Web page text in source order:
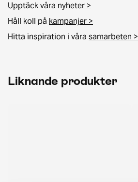
Upptäck våra nyheter >
Håll koll på kampanjer >
Hitta inspiration i våra samarbeten >
Liknande produkter